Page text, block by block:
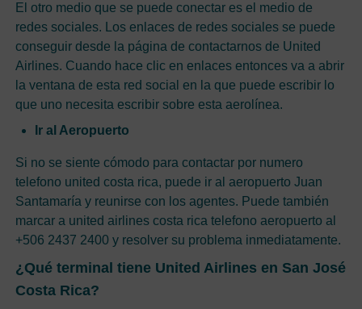
El otro medio que se puede conectar es el medio de
redes sociales. Los enlaces de redes sociales se puede
conseguir desde la página de contactarnos de United
Airlines. Cuando hace clic en enlaces entonces va a abrir
la ventana de esta red social en la que puede escribir lo
que uno necesita escribir sobre esta aerolínea.
Ir al Aeropuerto
Si no se siente cómodo para contactar por numero
telefono united costa rica, puede ir al aeropuerto Juan
Santamaría y reunirse con los agentes. Puede también
marcar a united airlines costa rica telefono aeropuerto al
+506 2437 2400 y resolver su problema inmediatamente.
¿Qué terminal tiene United Airlines en San José
Costa Rica?